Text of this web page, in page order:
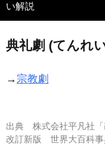
い解説
典礼劇 (てんれ
→ 宗教劇
出典 株式会社平凡社
改訂新版 世界大百科